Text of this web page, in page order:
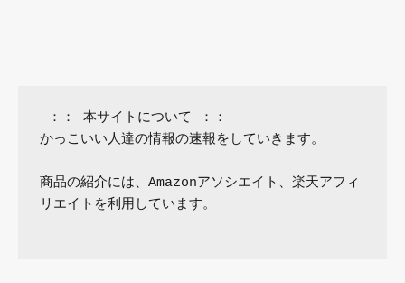
かっこいい人達の情報の速報をしていきます。
商品の紹介には、Amazonアソシエイト、楽天アフィ
リエイトを利用しています。